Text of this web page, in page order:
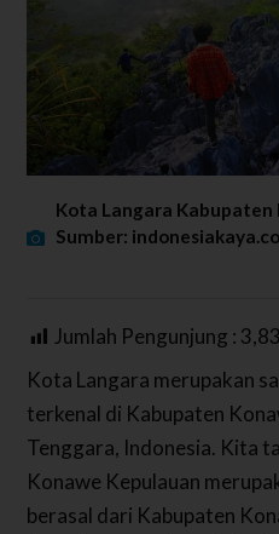
Kota Langara Kabupaten
Sumber:
Jumlah Pengunjung :
Kota Langara merupakan
terkenal di Kabupaten
Tenggara, Indonesia. Kita
Konawe Kepulauan
berasal dari Kabupaten